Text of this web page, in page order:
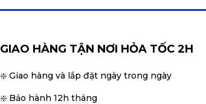
GIAO HÀNG TẬN NƠI HỎA TỐC 2H
❇️ Giao hàng và lắp đặt ngày trong ngày
❇️ Bảo hành 12h tháng